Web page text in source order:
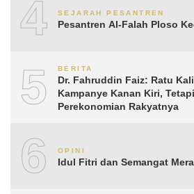
4 SEJARAH PESANTREN
Pesantren Al-Falah Ploso
5 BERITA
Dr. Fahruddin Faiz: Ratu
Kampanye Kanan Kiri,
Perekonomian Rakyatnya
6 OPINI
Idul Fitri dan Semangat